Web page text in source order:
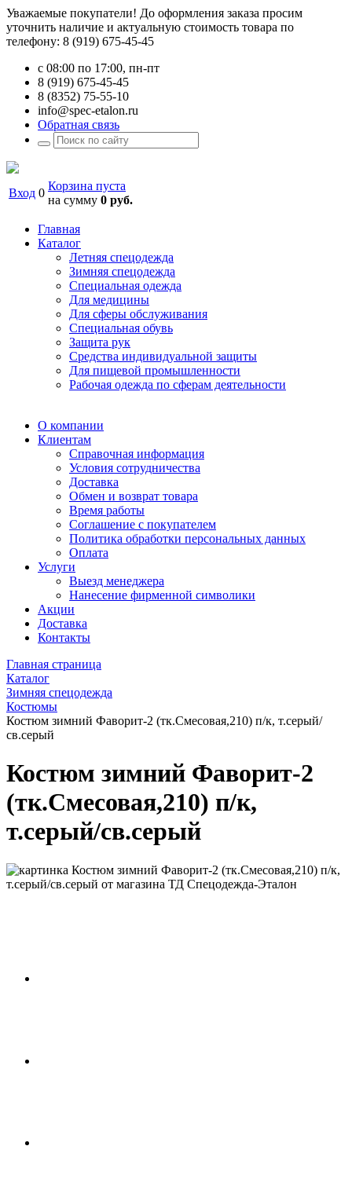
Уважаемые покупатели! До оформления заказа просим
уточнить наличие и актуальную стоимость товара по
телефону: 8 (919) 675-45-45
с 08:00 по 17:00, пн-пт
8 (919) 675-45-45
8 (8352) 75-55-10
info@spec-etalon.ru
Обратная связь
Вход 0
Корзина пуста
на сумму 0 руб.
Главная
Каталог
Летняя спецодежда
Зимняя спецодежда
Специальная одежда
Для медицины
Для сферы обслуживания
Специальная обувь
Защита рук
Средства индивидуальной защиты
Для пищевой промышленности
Рабочая одежда по сферам деятельности
О компании
Клиентам
Справочная информация
Условия сотрудничества
Доставка
Обмен и возврат товара
Время работы
Соглашение с покупателем
Политика обработки персональных данных
Оплата
Услуги
Выезд менеджера
Нанесение фирменной символики
Акции
Доставка
Контакты
Главная страница
Каталог
Зимняя спецодежда
Костюмы
Костюм зимний Фаворит-2 (тк.Смесовая,210) п/к, т.серый/
св.серый
Костюм зимний Фаворит-2
(тк.Смесовая,210) п/к,
т.серый/св.серый